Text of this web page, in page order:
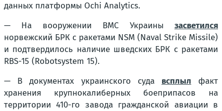
данных платформы Ochi Analytics.
— На вооружении ВМС Украины засветился
норвежский БРК с ракетами NSM (Naval Strike Missile)
и подтвердилось наличие шведских БРК с ракетами
RBS-15 (Robotsystem 15).
— В документах украинского суда всплыл факт
хранения крупнокалиберных боеприпасов на
территории 410-го завода гражданской авиации в